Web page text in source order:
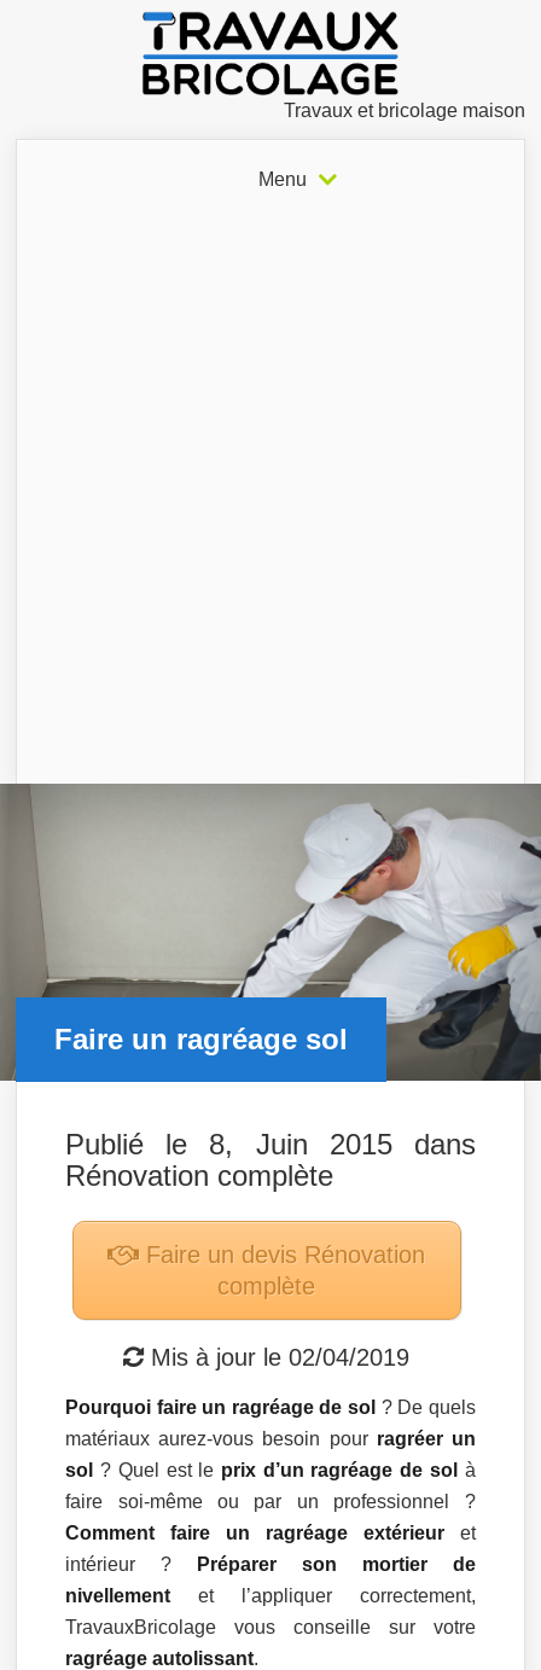
Travaux et bricolage maison
Menu
Faire un ragréage sol
Publié le 8, Juin 2015 dans
Rénovation complète
Faire un devis Rénovation
complète
Mis à jour le02/04/2019
Pourquoi faire un ragréage de sol ? De quels
matériaux aurez-vous besoin pour ragréer un
sol ? Quel est le prix d’un ragréage de sol à
faire soi-même ou par un professionnel ?
Comment faire un ragréage extérieuret
intérieur ?
Préparer son mortier de
nivellement et l’appliquer correctement,
TravauxBricolage vous conseille sur votre
ragréage autolissant.